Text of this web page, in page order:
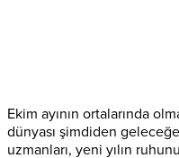
Ekim ayının ortalarında
dünyası şimdiden
uzmanları, yeni yılın